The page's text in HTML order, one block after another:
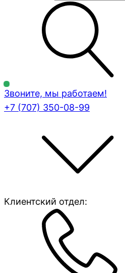
Звоните, мы работаем!
+7 (707) 350-08-99
Клиентский отдел: